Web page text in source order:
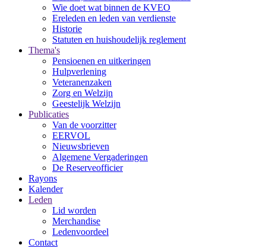
Wie doet wat binnen de KVEO
Ereleden en leden van verdienste
Historie
Statuten en huishoudelijk reglement
Thema's
Pensioenen en uitkeringen
Hulpverlening
Veteranenzaken
Zorg en Welzijn
Geestelijk Welzijn
Publicaties
Van de voorzitter
EERVOL
Nieuwsbrieven
Algemene Vergaderingen
De Reserveofficier
Rayons
Kalender
Leden
Lid worden
Merchandise
Ledenvoordeel
Contact